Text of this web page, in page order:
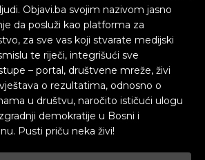
Objavi.ba svojim nazivom jasno
da posluži kao platforma za
za sve vas koji stvarate medijski
te riječi, integrišući sve
– portal, društvene mreže, živi
o rezultatima, odnosno o
u društvu, naročito ističući ulogu
demokratije u Bosni i
Pusti priču neka živi!